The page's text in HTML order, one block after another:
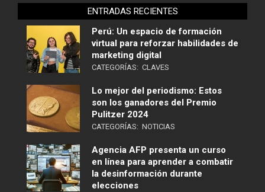
ENTRADAS RECIENTES
Perú: Un espacio de formación
virtual para reforzar habilidades de
marketing digital
CATEGORÍAS: CLAVES
Lo mejor del periodismo: Estos
son los ganadores del Premio
Pulitzer 2024
CATEGORÍAS: NOTICIAS
Agencia AFP presenta un curso
en línea para aprender a combatir
la desinformación durante
elecciones